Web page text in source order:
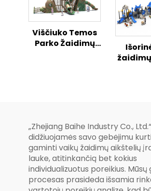
Viščiuko Temos
Parko Žaidimų
„Zhejiang Baihe Industry Co., Ltd.“
didžiuojamės savo gebėjimu
gaminti vaikų žaidimų aikštelių
lauke, atitinkančią bet kokius
individualizuotus poreikius.
procesas prasideda išsamia